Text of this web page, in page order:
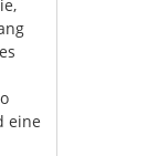
eine